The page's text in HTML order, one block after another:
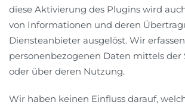
diese Aktivierung des Plugins wird
von Informationen und deren
Diensteanbieter ausgelöst. Wir
personenbezogenen Daten mittels der
oder über deren Nutzung.
Wir haben keinen Einfluss darauf,